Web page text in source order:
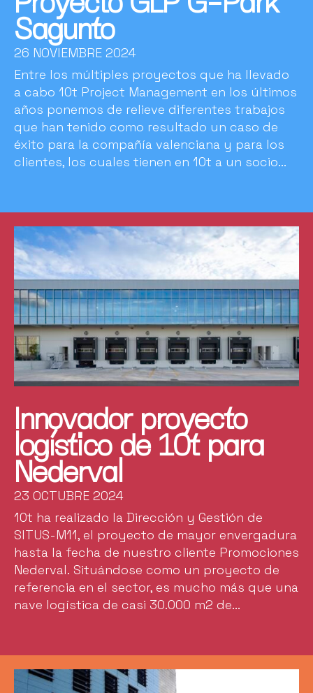
Sagunto
26 NOVIEMBRE 2024
Entre los múltiples proyectos que ha llevado
a cabo 10t Project Management en los últimos
años ponemos de relieve diferentes trabajos
que han tenido como resultado un caso de
éxito para la compañía valenciana y para los
clientes, los cuales tienen en 10t a un socio...
Innovador proyecto
logístico de 10t para
Nederval
23 OCTUBRE 2024
10t ha realizado la Dirección y Gestión de
SITUS-M11, el proyecto de mayor envergadura
hasta la fecha de nuestro cliente Promociones
Nederval. Situándose como un proyecto de
referencia en el sector, es mucho más que una
nave logística de casi 30.000 m2 de...